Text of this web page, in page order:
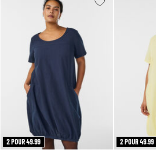
2 POUR 49.99 2 POUR 49.99